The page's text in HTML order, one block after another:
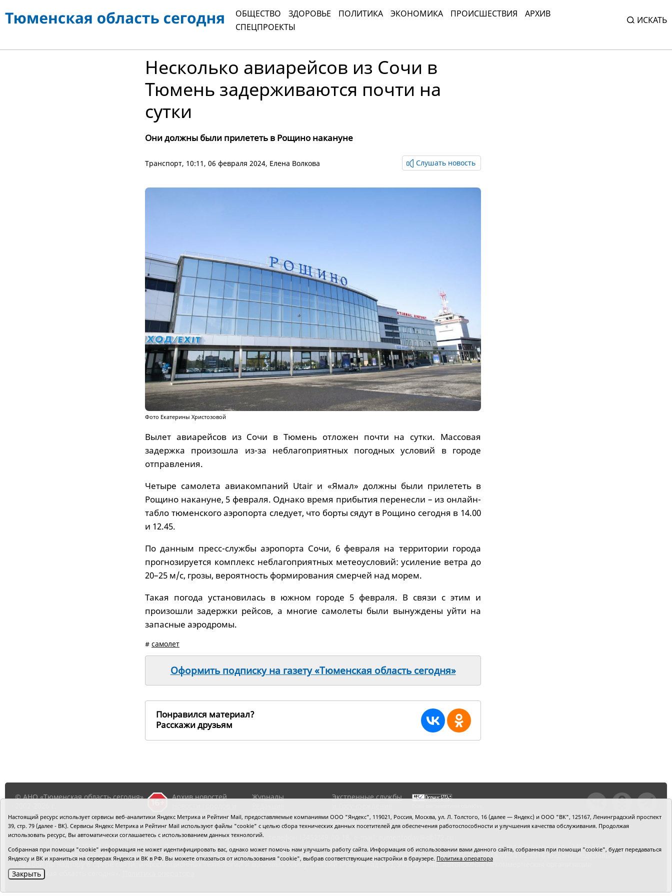
ОБЩЕСТВО ЗДОРОВЬЕ ПОЛИТИКА ЭКОНОМИКА ПРОИСШЕСТВИЯ
АРХИВ
СПЕЦПРОЕКТЫ
ИСКАТЬ
Несколько авиарейсов из Сочи в
Тюмень задерживаются почти на
сутки
Они должны были прилететь в Рощино накануне
Транспорт, 10:11, 06 февраля 2024, Елена Волкова Слушать новость
Фото Екатерины Христозовой
Вылет авиарейсов из Сочи в Тюмень отложен почти на сутки. Массовая
задержка произошла из-за неблагоприятных погодных условий в городе
отправления.
Четыре самолета авиакомпаний Utair и «Ямал» должны были прилететь в
Рощино накануне, 5 февраля. Однако время прибытия перенесли – из онлайн-
табло тюменского аэропорта следует, что борты сядут в Рощино сегодня в 14.00
и 12.45.
По данным пресс-службы аэропорта Сочи, 6 февраля на территории города
прогнозируется комплекс неблагоприятных метеоусловий: усиление ветра до
20–25 м/с, грозы, вероятность формирования смерчей над морем.
Такая погода установилась в южном городе 5 февраля. В связи с этим и
произошли задержки рейсов, а многие самолеты были вынуждены уйти на
запасные аэродромы.
# самолет
Оформить подписку на газету «Тюменская область сегодня»
Понравился материал?
Расскажи друзьям
© АНО «Тюменская область сегодня»,
Архив новостей
районов ТО
Журналы
RSS поток
Экстренные службы
Сведения об
организации
выделите мышкой текст и
нажмитеCtrl+Enter
Главный редактор Рябков А.В. Редакция: 625002, Тюмень, Осипенко, 81,
Адрес для писем: 625000, Россия, Тюмень, Почтамт, а/я 371. Для пресс-релизов: tumentoday@obl72.ru. Отдел писем: тел. (3452) 39-90-59. Отдел рекламы: тел. (3452) 39-90-51.
Регистрация СМИ: Сетевое издание «Интернет-газета «Тюменская область сегодня», свидетельство о регистрации СМИ Эл № ФС77-64918 от 24.02.2016 выдано Федеральной
службой по надзору в сфере связи, информационных технологий и массовых коммуникаций (Роскомнадзор). Учредитель: Автономная некоммерческая организация
«Тюменская область сегодня».
Настоящий ресурс использует сервисы веб-аналитики Яндекс Метрика и Рейтинг Mail, предоставляемые компаниями ООО "Яндекс", 119021, Россия, Москва, ул. Л. Толстого, 16 (далее — Яндекс) и ООО "ВК", 125167, Ленинградский проспект
39, стр. 79 (далее - ВК). Сервисы Яндекс Метрика и Рейтинг Mail используют файлы "cookie" с целью сбора технических данных посетителей для обеспечения работоспособности и улучшения качества обслуживания. Продолжая
использовать ресурс, Вы автоматически соглашаетесь с использованием данных технологий.
Собранная при помощи "cookie" информация не может идентифицировать вас, однако может помочь нам улучшить работу сайта. Информация об использовании вами данного сайта, собранная при помощи "cookie", будет передаваться
Яндексу и ВК и храниться на серверах Яндекса и ВК в РФ. Вы можете отказаться от использования "cookie", выбрав соответствующие настройки в браузере. Политика оператора
Закрыть